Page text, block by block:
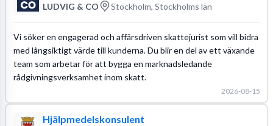
LUDVIG & CO Stockholm, Stockholms län
Vi söker en engagerad och affärsdriven skattejurist som vill bidra
med långsiktigt värde till kunderna. Du blir en del av ett växande
team som arbetar för att bygga en marknadsledande
rådgivningsverksamhet inom skatt.
2026-08-15
Hjälpmedelskonsulent